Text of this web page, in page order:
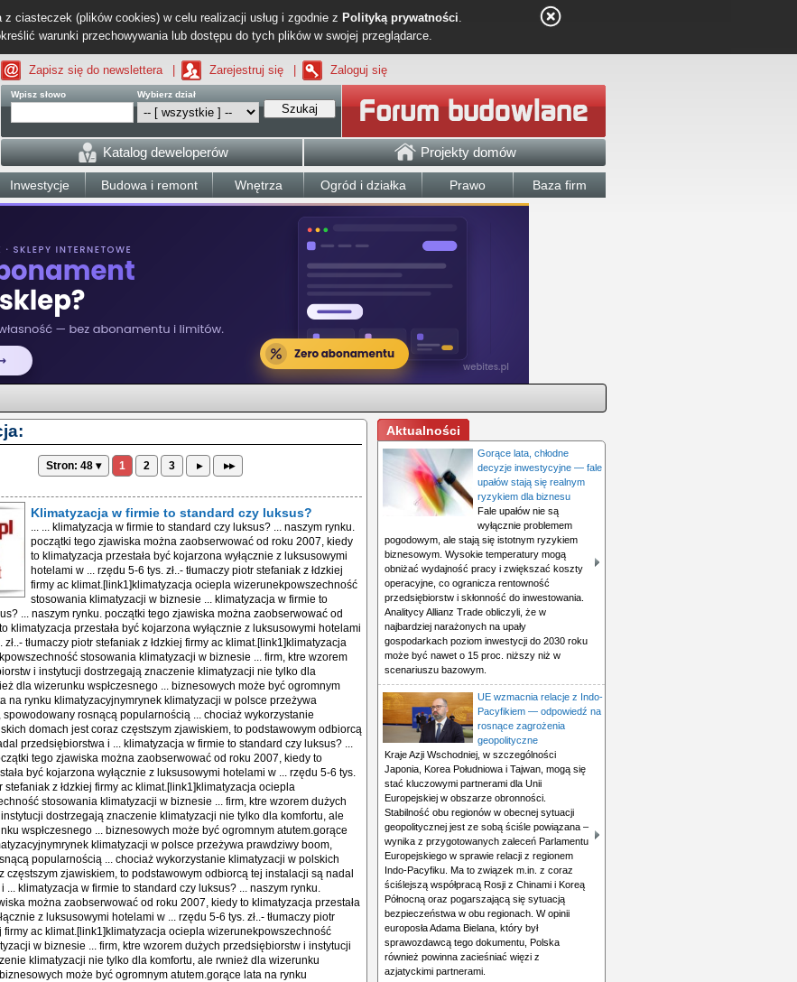
z ciasteczek (plików cookies) w celu realizacji usług i zgodnie z Polityką prywatności.
warunki przechowywania lub dostępu do tych plików w swojej przeglądarce.
Zapisz się do newslettera Zarejestruj się Zaloguj się
Wpisz słowo Wybierz dział
Szukaj
Katalog deweloperów Projekty domów
Inwestycje Budowa i remont Wnętrza Ogród i działka Prawo Baza firm
Stron: 48 ▾ 1 2 3 ▸ ▸▸
Klimatyzacja w firmie to standard czy luksus?
... ... klimatyzacja w firmie to standard czy luksus? ... naszym rynku.
początki tego zjawiska można zaobserwować od roku 2007, kiedy
to klimatyzacja przestała być kojarzona wyłącznie z luksusowymi
hotelami w ... rzędu 5-6 tys. zł..- tłumaczy piotr stefaniak z łdzkiej
firmy ac klimat.[link1]klimatyzacja ociepla wizerunekpowszechność
stosowania klimatyzacji w biznesie ... klimatyzacja w firmie to
... naszym rynku. początki tego zjawiska można zaobserwować od
klimatyzacja przestała być kojarzona wyłącznie z luksusowymi hotelami
zł..- tłumaczy piotr stefaniak z łdzkiej firmy ac klimat.[link1]klimatyzacja
stosowania klimatyzacji w biznesie ... firm, ktre wzorem
i instytucji dostrzegają znaczenie klimatyzacji nie tylko dla
dla wizerunku wspłczesnego ... biznesowych może być ogromnym
na rynku klimatyzacyjnymrynek klimatyzacji w polsce przeżywa
rosnącą popularnością ... chociaż wykorzystanie
domach jest coraz częstszym zjawiskiem, to podstawowym odbiorcą
przedsiębiorstwa i ... klimatyzacja w firmie to standard czy luksus? ...
tego zjawiska można zaobserwować od roku 2007, kiedy to
być kojarzona wyłącznie z luksusowymi hotelami w ... rzędu 5-6 tys.
stefaniak z łdzkiej firmy ac klimat.[link1]klimatyzacja ociepla
stosowania klimatyzacji w biznesie ... firm, ktre wzorem dużych
dostrzegają znaczenie klimatyzacji nie tylko dla komfortu, ale
wspłczesnego ... biznesowych może być ogromnym atutem.gorące
klimatyzacji w polsce przeżywa prawdziwy boom,
popularnością ... chociaż wykorzystanie klimatyzacji w polskich
częstszym zjawiskiem, to podstawowym odbiorcą tej instalacji są nadal
... klimatyzacja w firmie to standard czy luksus? ... naszym rynku.
można zaobserwować od roku 2007, kiedy to klimatyzacja przestała
z luksusowymi hotelami w ... rzędu 5-6 tys. zł..- tłumaczy piotr
firmy ac klimat.[link1]klimatyzacja ociepla wizerunekpowszechność
w biznesie ... firm, ktre wzorem dużych przedsiębiorstw i instytucji
klimatyzacji nie tylko dla komfortu, ale rwnież dla wizerunku
może być ogromnym atutem.gorące lata na rynku
Aktualności
Gorące lata, chłodne
decyzje inwestycyjne — fale
upałów stają się realnym
ryzykiem dla biznesu
Fale upałów nie są
wyłącznie problemem
pogodowym, ale stają się istotnym ryzykiem
biznesowym. Wysokie temperatury mogą
obniżać wydajność pracy i zwiększać koszty
operacyjne, co ogranicza rentowność
przedsiębiorstw i skłonność do inwestowania.
Analitycy Allianz Trade obliczyli, że w
najbardziej narażonych na upały
gospodarkach poziom inwestycji do 2030 roku
może być nawet o 15 proc. niższy niż w
scenariuszu bazowym.
UE wzmacnia relacje z Indo-
Pacyfikiem — odpowiedź na
rosnące zagrożenia
geopolityczne
Kraje Azji Wschodniej, w szczególności
Japonia, Korea Południowa i Tajwan, mogą się
stać kluczowymi partnerami dla Unii
Europejskiej w obszarze obronności.
Stabilność obu regionów w obecnej sytuacji
geopolitycznej jest ze sobą ściśle powiązana –
wynika z przygotowanych zaleceń Parlamentu
Europejskiego w sprawie relacji z regionem
Indo-Pacyfiku. Ma to związek m.in. z coraz
ściślejszą współpracą Rosji z Chinami i Koreą
Północną oraz pogarszającą się sytuacją
bezpieczeństwa w obu regionach. W opinii
europosła Adama Bielana, który był
sprawozdawcą tego dokumentu, Polska
również powinna zacieśniać więzi z
azjatyckimi partnerami.